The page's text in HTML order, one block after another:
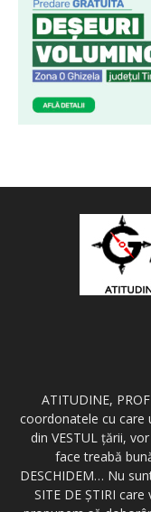
ATITUDINE,
coordonatele cu care
din VESTUL ţării,
face treabă
DESCHIDEM… Nu
SITE DE ŞTIRI